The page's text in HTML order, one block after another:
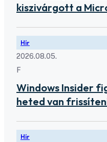
kiszivárgott a
Hír
2026.08.05.
F
Windows Insider
heted van
Hír